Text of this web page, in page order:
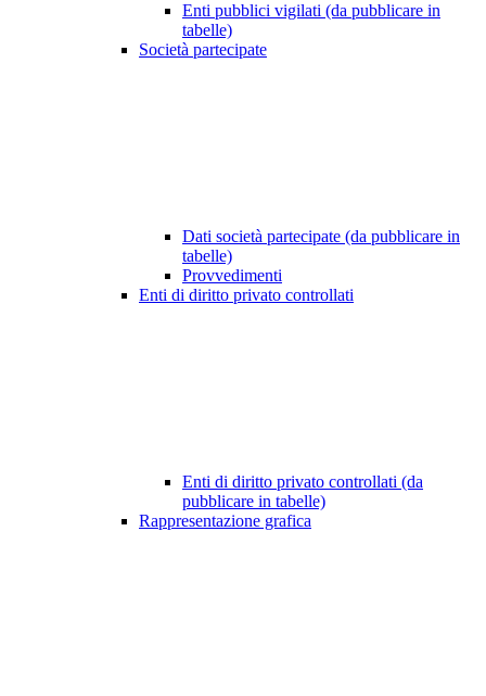
Enti pubblici vigilati (da pubblicare in
tabelle)
Società partecipate
Dati società partecipate (da pubblicare in
tabelle)
Provvedimenti
Enti di diritto privato controllati
Enti di diritto privato controllati (da
pubblicare in tabelle)
Rappresentazione grafica